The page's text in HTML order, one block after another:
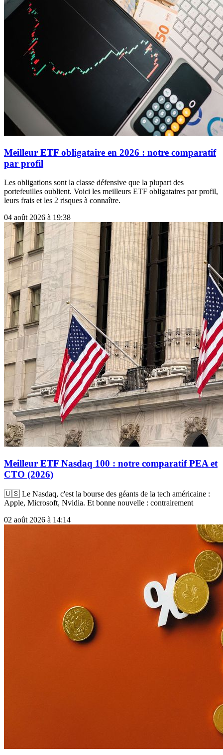
Meilleur ETF obligataire en 2026 : notre comparatif
par profil
Les obligations sont la classe défensive que la plupart des
portefeuilles oublient. Voici les meilleurs ETF obligataires par profil,
leurs frais et les 2 risques à connaître.
04 août 2026 à 19:38
Meilleur ETF Nasdaq 100 : notre comparatif PEA et
CTO (2026)
🇺🇸 Le Nasdaq, c'est la bourse des géants de la tech américaine :
Apple, Microsoft, Nvidia. Et bonne nouvelle : contrairement
02 août 2026 à 14:14